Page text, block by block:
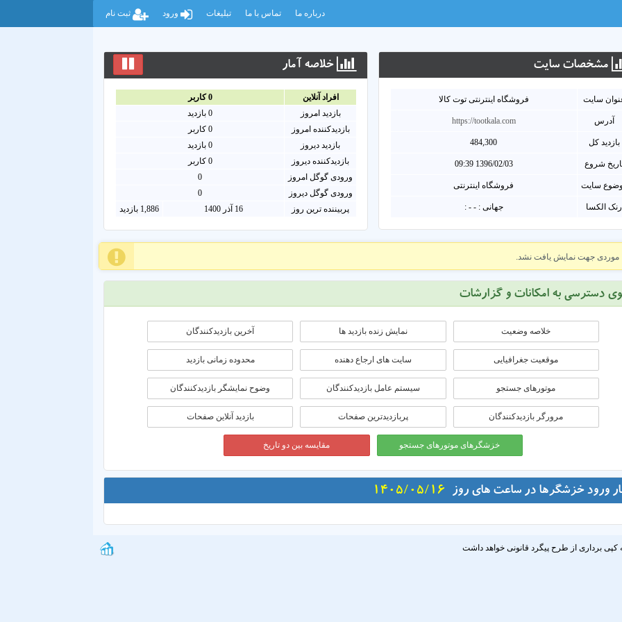
درباره ما تماس با ما تبلیغات ورود ثبت نام
مشخصات سايت
سايت فروشگاه اینترنتی توت کالا
آدرس https://tootkala.com
بازدید کل 484,300
شروع 1396/02/03 09:39
سایت فروشگاه اینترنتی
رنک الکسا جهانی : - - :
خلاصه آمار
افراد آنلاين 0کاربر
بازدید امروز
0بازدید
بازدیدکننده امروز
0 کاربر
بازدید دیروز
0 بازدید
بازدیدکننده دیروز
0 کاربر
ورودی گوگل امروز
0
ورودی گوگل دیروز
0
پربیننده ترین روز
16 آذر 1400 1,886 بازدید
موردی جهت نمایش یافت نشد.
دسترسی به امکانات و گزارشات
خلاصه وضعیت نمایش زنده بازدید ها آخرین بازدیدکنندگان
موقعيت جغرافيايی سایت های ارجاع دهنده محدوده زمانی بازديد
موتورهای جستجو سیستم عامل بازدیدکنندگان وضوح نمایشگر بازدیدکنندگان
مرورگر بازدیدکنندگان پربازدیدترین صفحات بازدید آنلاین صفحات
خزشگرهای موتورهای جستجو مقایسه بین دو تاریخ
ورود خزشگرها در ساعت های روز 1405/05/16
برداری از طرح پیگرد قانونی خواهد داشت